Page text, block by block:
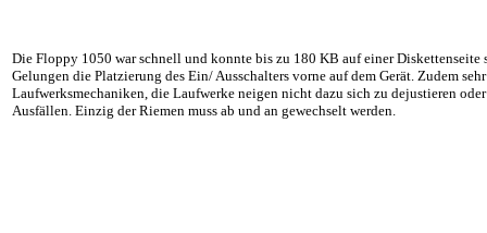
Die Floppy 1050 war schnell und konnte bis zu 180 KB auf einer Diskettenseite
Gelungen die Platzierung des Ein/ Ausschalters vorne auf dem Gerät. Zudem
Laufwerksmechaniken, die Laufwerke neigen nicht dazu sich zu dejustieren
Ausfällen. Einzig der Riemen muss ab und an gewechselt werden.